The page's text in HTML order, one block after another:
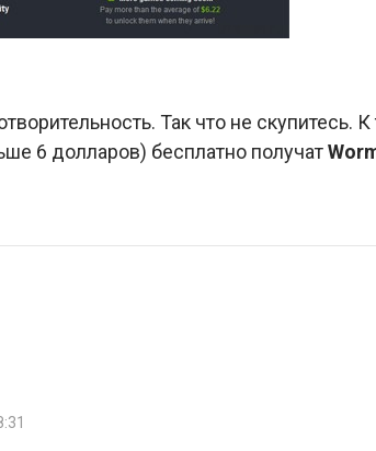
Так что не скупитесь. К
6 долларов) бесплатно получат